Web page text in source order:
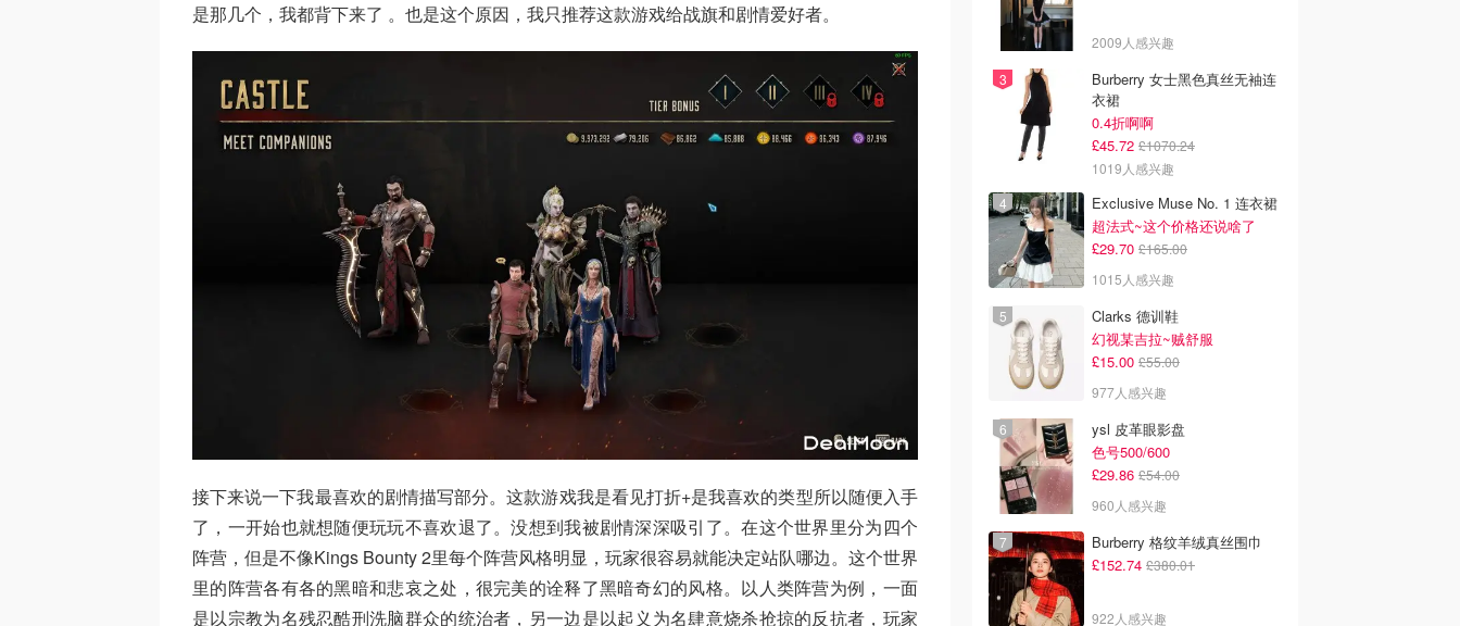
是那几个，我都背下来了 。也是这个原因，我只推荐这款游戏给战旗和剧情爱好者。
接下来说一下我最喜欢的剧情描写部分。这款游戏我是看见打折+是我喜欢的类型所以随便入手
了，一开始也就想随便玩玩不喜欢退了。没想到我被剧情深深吸引了。在这个世界里分为四个
阵营，但是不像Kings Bounty 2里每个阵营风格明显，玩家很容易就能决定站队哪边。这个世界
里的阵营各有各的黑暗和悲哀之处，很完美的诠释了黑暗奇幻的风格。以人类阵营为例，一面
是以宗教为名残忍酷刑洗脑群众的统治者，另一边是以起义为名肆意烧杀抢掠的反抗者，玩家
2009人感兴趣
Burberry 女士黑色真丝无袖连
衣裙
0.4折啊啊
£45.72 £1070.24
1019人感兴趣
Exclusive Muse No. 1 连衣裙
超法式~这个价格还说啥了
£29.70 £165.00
1015人感兴趣
Clarks 德训鞋
幻视某吉拉~贼舒服
£15.00 £55.00
977人感兴趣
ysl 皮革眼影盘
色号500/600
£29.86 £54.00
960人感兴趣
Burberry 格纹羊绒真丝围巾
£152.74 £380.01
922人感兴趣